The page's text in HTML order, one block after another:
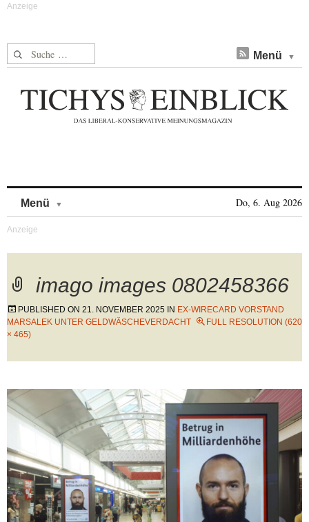
Suche nach: Menü
Menü Do, 6. Aug 2026
imago images 0802458366
PUBLISHED ON 21. NOVEMBER 2025 IN EX-WIRECARD VORSTAND
MARSALEK UNTER GELDWÄSCHEVERDACHT
FULL RESOLUTION (620
× 465)